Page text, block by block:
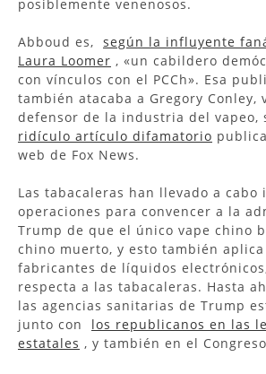
posiblemente venenosos.
Abboud es, según la influyente
Laura Loomer , «un cabildero
con vínculos con el PCCh». Esa
también atacaba a Gregory Conley,
defensor de la industria del vapeo,
ridículo artículo difamatorio
web de Fox News.
Las tabacaleras han llevado a cabo
operaciones para convencer a la
Trump de que el único vape chino
chino muerto, y esto también
fabricantes de líquidos
respecta a las tabacaleras. Hasta
las agencias sanitarias de Trump
junto con los republicanos en las
estatales , y también en el